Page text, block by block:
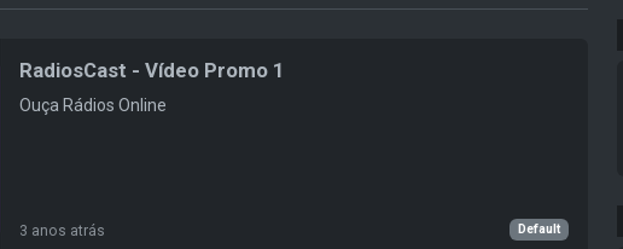
RadiosCast - Vídeo Promo 1
Ouça Rádios Online
3 anos atrás Default